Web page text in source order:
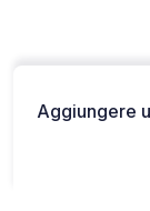
Aggiungere